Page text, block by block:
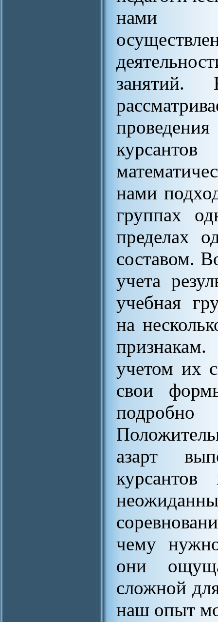
нами
нами
группах
пределах
составом.
учета
учебная
на
учетом их
свои
азарт
чему
они
сложной
наш опыт